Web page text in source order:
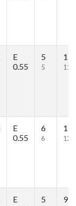
E
0.55
5
5
11
11
E
0.55
6
6
12
12
E
5 9